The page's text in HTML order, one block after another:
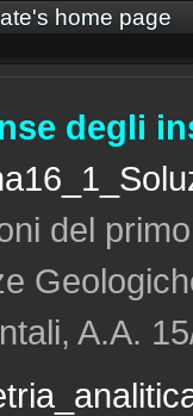
home page
degli
del
A.A.